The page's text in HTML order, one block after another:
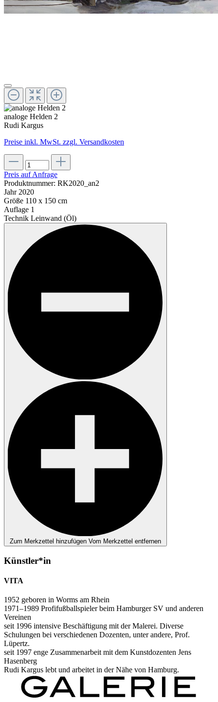
analoge Helden 2
Rudi Kargus
Preise inkl. MwSt. zzgl. Versandkosten
Preis auf Anfrage
Produktnummer: RK2020_an2
Jahr 2020
Größe 110 x 150 cm
Auflage 1
Technik Leinwand (Öl)
Zum Merkzettel hinzufügen Vom Merkzettel entfernen
Künstler*in
VITA
1952 geboren in Worms am Rhein
1971–1989 Profifußballspieler beim Hamburger SV und anderen
Vereinen
seit 1996 intensive Beschäftigung mit der Malerei. Diverse
Schulungen bei verschiedenen Dozenten, unter andere, Prof.
Lüpertz.
seit 1997 enge Zusammenarbeit mit dem Kunstdozenten Jens
Hasenberg
Rudi Kargus lebt und arbeitet in der Nähe von Hamburg.